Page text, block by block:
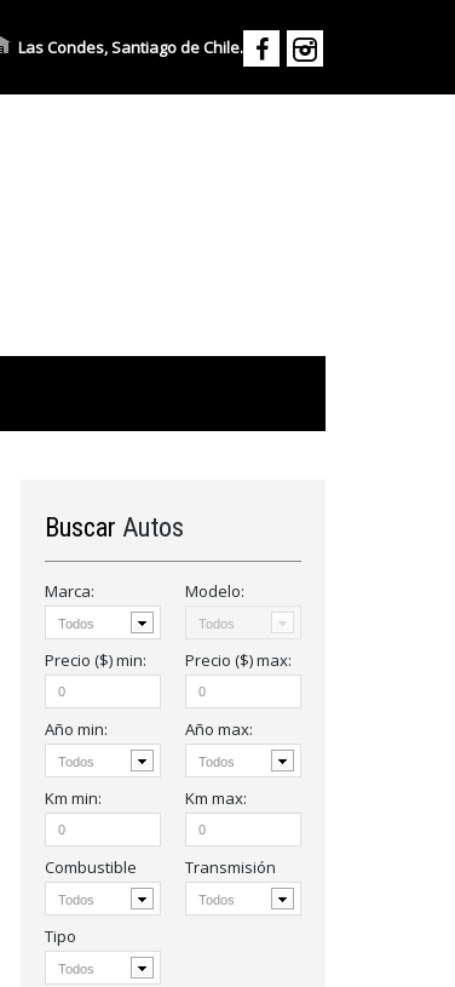
Las Condes, Santiago de Chile.
Buscar Autos
Marca: Modelo:
Precio ($)min: Precio ($)max:
Año min: Año max:
Km min: Km max:
Combustible Transmisión
Tipo